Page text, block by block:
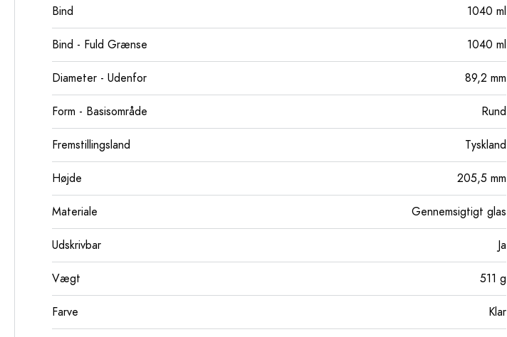
Bind 1040 ml
Bind - Fuld Grænse 1040 ml
Diameter - Udenfor 89,2 mm
Form - Basisområde Rund
Fremstillingsland Tyskland
Højde 205,5 mm
Materiale Gennemsigtigt glas
Udskrivbar Ja
Vægt 511 g
Farve Klar